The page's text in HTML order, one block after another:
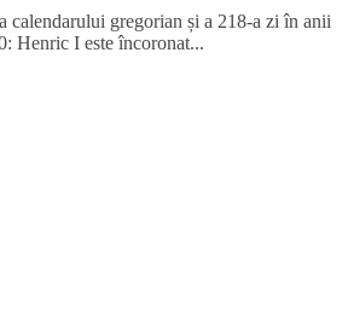
calendarului gregorian și a 218-a zi în anii
Henric I este încoronat...